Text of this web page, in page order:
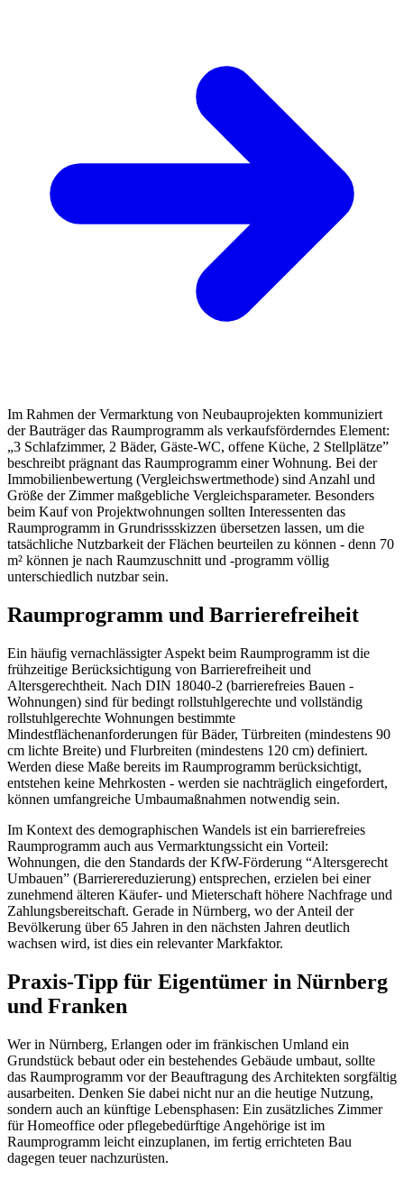
Im Rahmen der Vermarktung von Neubauprojekten kommuniziert
der Bauträger das Raumprogramm als verkaufsförderndes Element:
„3 Schlafzimmer, 2 Bäder, Gäste-WC, offene Küche, 2 Stellplätze”
beschreibt prägnant das Raumprogramm einer Wohnung. Bei der
Immobilienbewertung (Vergleichswertmethode) sind Anzahl und
Größe der Zimmer maßgebliche Vergleichsparameter. Besonders
beim Kauf von Projektwohnungen sollten Interessenten das
Raumprogramm in Grundrissskizzen übersetzen lassen, um die
tatsächliche Nutzbarkeit der Flächen beurteilen zu können - denn 70
m² können je nach Raumzuschnitt und -programm völlig
unterschiedlich nutzbar sein.
Raumprogramm und Barrierefreiheit
Ein häufig vernachlässigter Aspekt beim Raumprogramm ist die
frühzeitige Berücksichtigung von Barrierefreiheit und
Altersgerechtheit. Nach DIN 18040-2 (barrierefreies Bauen -
Wohnungen) sind für bedingt rollstuhlgerechte und vollständig
rollstuhlgerechte Wohnungen bestimmte
Mindestflächenanforderungen für Bäder, Türbreiten (mindestens 90
cm lichte Breite) und Flurbreiten (mindestens 120 cm) definiert.
Werden diese Maße bereits im Raumprogramm berücksichtigt,
entstehen keine Mehrkosten - werden sie nachträglich eingefordert,
können umfangreiche Umbaumaßnahmen notwendig sein.
Im Kontext des demographischen Wandels ist ein barrierefreies
Raumprogramm auch aus Vermarktungssicht ein Vorteil:
Wohnungen, die den Standards der KfW-Förderung “Altersgerecht
Umbauen” (Barrierereduzierung) entsprechen, erzielen bei einer
zunehmend älteren Käufer- und Mieterschaft höhere Nachfrage und
Zahlungsbereitschaft. Gerade in Nürnberg, wo der Anteil der
Bevölkerung über 65 Jahren in den nächsten Jahren deutlich
wachsen wird, ist dies ein relevanter Markfaktor.
Praxis-Tipp für Eigentümer in Nürnberg
und Franken
Wer in Nürnberg, Erlangen oder im fränkischen Umland ein
Grundstück bebaut oder ein bestehendes Gebäude umbaut, sollte
das Raumprogramm vor der Beauftragung des Architekten sorgfältig
ausarbeiten. Denken Sie dabei nicht nur an die heutige Nutzung,
sondern auch an künftige Lebensphasen: Ein zusätzliches Zimmer
für Homeoffice oder pflegebedürftige Angehörige ist im
Raumprogramm leicht einzuplanen, im fertig errichteten Bau
dagegen teuer nachzurüsten.